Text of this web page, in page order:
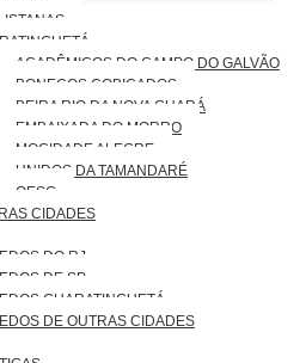
ACADÊMICOS DO CAMPO DO GALVÃO
BONECOS COBIÇADOS
BEIRA RIO DA NOVA GUARÁ
EMBAIXADA DO MORRO
MOCIDADE ALEGRE
UNIDOS DA TAMANDARÉ
OESG
CIDADES
DO RJ
DE SP
GUARATINGUETÁ
DE OUTRAS CIDADES